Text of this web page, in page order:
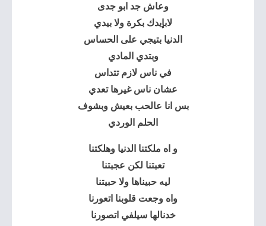
وعاش جد ابو جدى
لابإيدك بكرة ولا بيدي
الدنيا بتيجي على الحساس
وبتدي المادي
في ناس لازم تتداس
عشان ناس غيرها تعدي
بس انا عالحب بعيش وبشوف
الحلم الوردي
و اه ملكتنا الدنيا وهلكتنا
تعبتنا لكن عجبتنا
ليه حبيناها ولا حبيتنا
واه وجعت قلوبنا اتعورنا
خدنالها سيلفي اتصورنا